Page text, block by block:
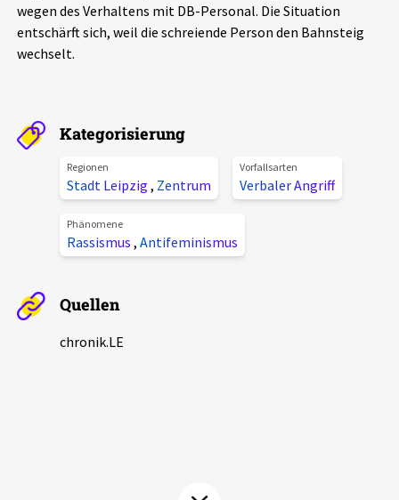
Schlaglichter
Aktuelles
Alle Beiträge
Veranstaltungen
Pressemitteilungen
Über uns
Projektbeschreibung
Kontakt
Unterstützer_innen
wegen des Verhaltens mit DB-Personal. Die Situation
entschärft sich, weil die schreiende Person den Bahnsteig
wechselt.
Kategorisierung
Regionen
Stadt Leipzig , Zentrum
Vorfallsarten
Verbaler Angriff
Phänomene
Rassismus , Antifeminismus
Quellen
chronik.LE